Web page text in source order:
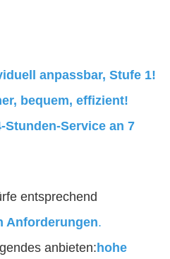
anpassbar, Stufe 1!
bequem, effizient!
Service an 7
entsprechend
Anforderungen.
anbieten: hohe